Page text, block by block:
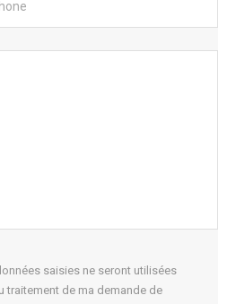
saisies ne seront utilisées
traitement de ma demande de